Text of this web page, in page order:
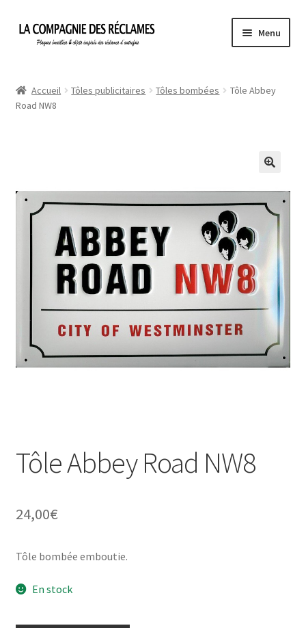
Aller
Aller
Menu
À propos de La Compagnie des Réclames
Mon compte
Mon Panier
Politique de confidentialité
Une histoire de plaques émaillées
Accueil Tôles publicitaires Tôles bombées
Tôle Abbey
Road NW8
Tôle Abbey Road NW8
24,00€
Tôle bombée emboutie.
En stock